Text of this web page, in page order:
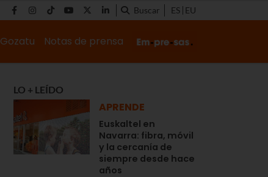
Buscar ES EU
Gozatu Notas de prensa
LO + LEÍDO
APRENDE
Euskaltel en
Navarra: fibra, móvil
y la cercanía de
siempre desde hace
años